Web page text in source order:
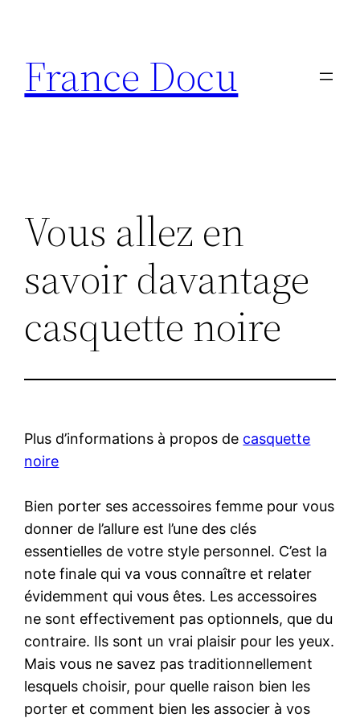
contenu
France Docu
Vous allez en
savoir davantage
casquette noire
Plus d’informations à propos de casquette
noire
Bien porter ses accessoires femme pour vous
donner de l’allure est l’une des clés
essentielles de votre style personnel. C’est la
note finale qui va vous connaître et relater
évidemment qui vous êtes. Les accessoires
ne sont effectivement pas optionnels, que du
contraire. Ils sont un vrai plaisir pour les yeux.
Mais vous ne savez pas traditionnellement
lesquels choisir, pour quelle raison bien les
porter et comment bien les associer à vos